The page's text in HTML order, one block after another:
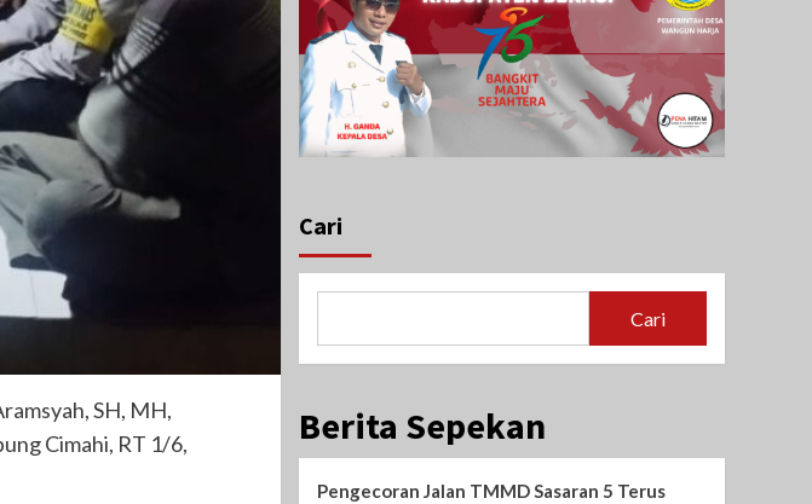
SH, MH,
Cimahi, RT 1/6,
Cari
Cari
Berita Sepekan
Pengecoran Jalan TMMD Sasaran 5 Terus